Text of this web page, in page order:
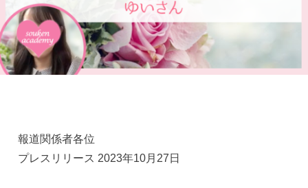
報道関係者各位
プレスリリース 2023年10月27日